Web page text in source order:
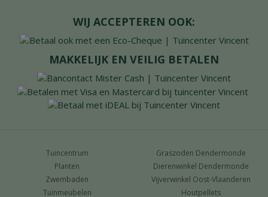
WIJ ACCEPTEREN OOK:
MAKKELIJK EN VEILIG BETALEN
Tuincentrum
Planten
Zwembaden
Tuinmeubelen
Graszoden Dendermonde
Dierenwinkel Dendermonde
Vijverwinkel Oost-Vlaanderen
Houtpellets